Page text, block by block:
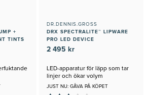
+
TINTS
DR.DENNIS.GROSS
DRX SPECTRALITE™ LIPWARE
PRO LED DEVICE
2 495 kr
LED-apparatur för läpp som tar
linjer och ökar volym
JUST NU: GÅVA PÅ KÖPET